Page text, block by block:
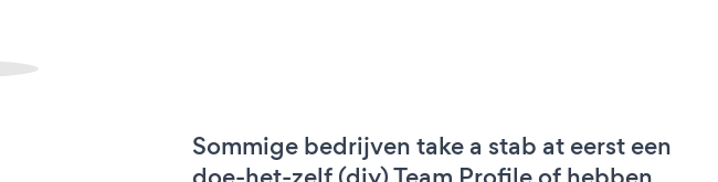
Sommige bedrijven take a stab at eerst een